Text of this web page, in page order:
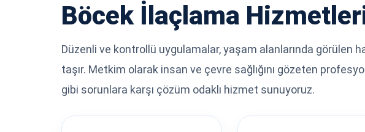
Böcek İlaçlama
Düzenli ve kontrollü uygulamalar, yaşam alanlarında görülen
taşır. Metkim olarak insan ve çevre sağlığını gözeten
gibi sorunlara karşı çözüm odaklı hizmet sunuyoruz.